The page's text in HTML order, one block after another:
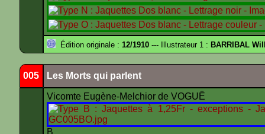
Édition originale : 12/1910 --- Illustrateur 1 : BARRIBAL
005 Les Morts qui parlent
Vicomte Eugène-Melchior de VOGUË
B